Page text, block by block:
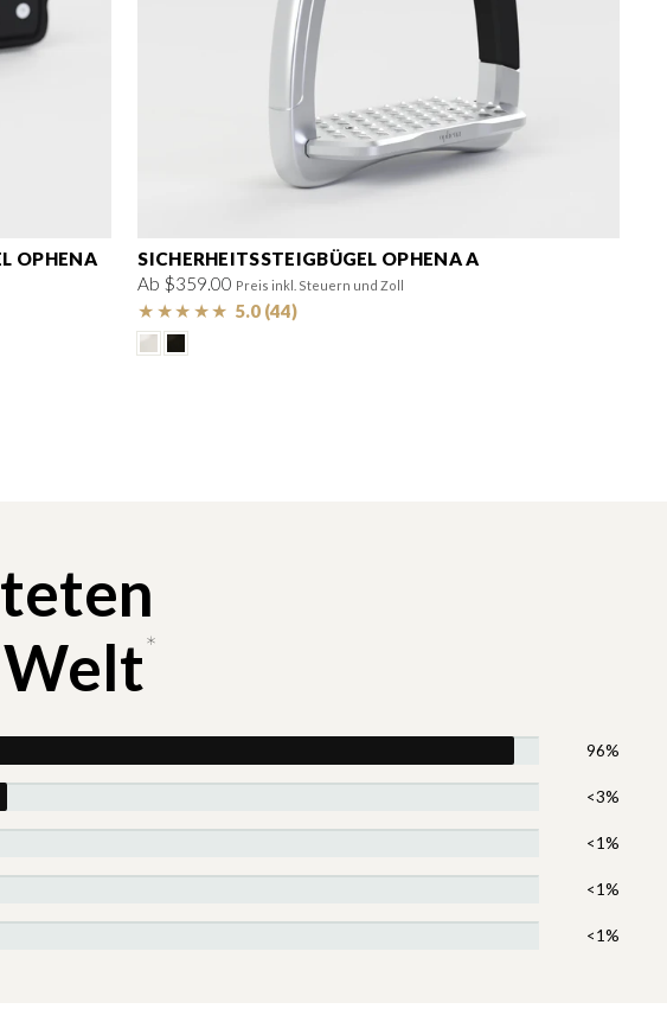
OPHENA
SICHERHEITSSTEIGBÜGEL OPHENA A
Ab $359.00 Preis inkl. Steuern und Zoll
★ ★★ ★★ 5.0 (44)
*
96%
<3%
<1%
<1%
<1%